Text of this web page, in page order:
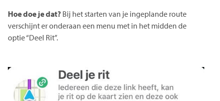
Hoe doe je dat? Bij het starten van je ingeplande route
verschijnt er onderaan een menu met in het midden de
optie “Deel Rit”.